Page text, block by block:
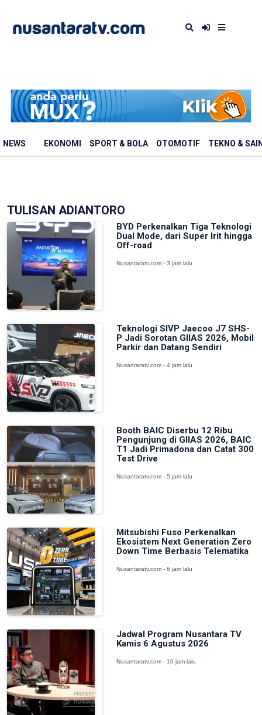
NEWS EKONOMI SPORT & BOLA OTOMOTIF TEKNO &
TULISAN ADIANTORO
BYD Perkenalkan Tiga Teknologi
Dual Mode, dari Super Irit hingga
Off-road
Nusantaratv.com - 3 jam lalu
Teknologi SIVP Jaecoo J7 SHS-
P Jadi Sorotan GIIAS 2026, Mobil
Parkir dan Datang Sendiri
Nusantaratv.com - 4 jam lalu
Booth BAIC Diserbu 12 Ribu
Pengunjung di GIIAS 2026, BAIC
T1 Jadi Primadona dan Catat 300
Test Drive
Nusantaratv.com - 5 jam lalu
Mitsubishi Fuso Perkenalkan
Ekosistem Next Generation Zero
Down Time Berbasis Telematika
Nusantaratv.com - 6 jam lalu
Jadwal Program Nusantara TV
Kamis 6 Agustus 2026
Nusantaratv.com - 10 jam lalu